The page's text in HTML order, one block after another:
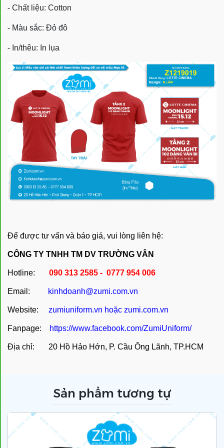
- Chất liệu: Cotton
- Màu sắc: Đỏ đô
- In/thêu: In lụa
Để được tư vấn và báo giá, vui lòng liên hệ:
CÔNG TY TNHH TM DV TRƯỜNG VÂN
Hotline: 090 313 2585 - 0777 954 006
Email: kinhdoanh@zumi.com.vn
Website: zumiuniform.vn hoặc zumi.com.vn
Fanpage: https://www.facebook.com/ZumiUniform/
Địa chỉ: 20 Hồ Hảo Hớn, P. Cầu Ông Lãnh, TP.HCM
Sản phẩm tương tự